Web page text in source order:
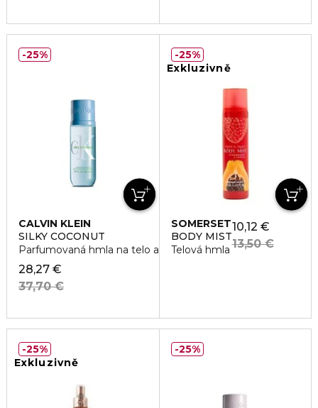
CALVIN KLEIN
SILKY COCONUT
Parfumovaná hmla na telo a vlasy
28,27 €
37,70 €
25%
Exkluzivně
SOMERSET
BODY MIST
Telová hmla
10,12 €
13,50 €
25%
Exkluzivně
25% 25%